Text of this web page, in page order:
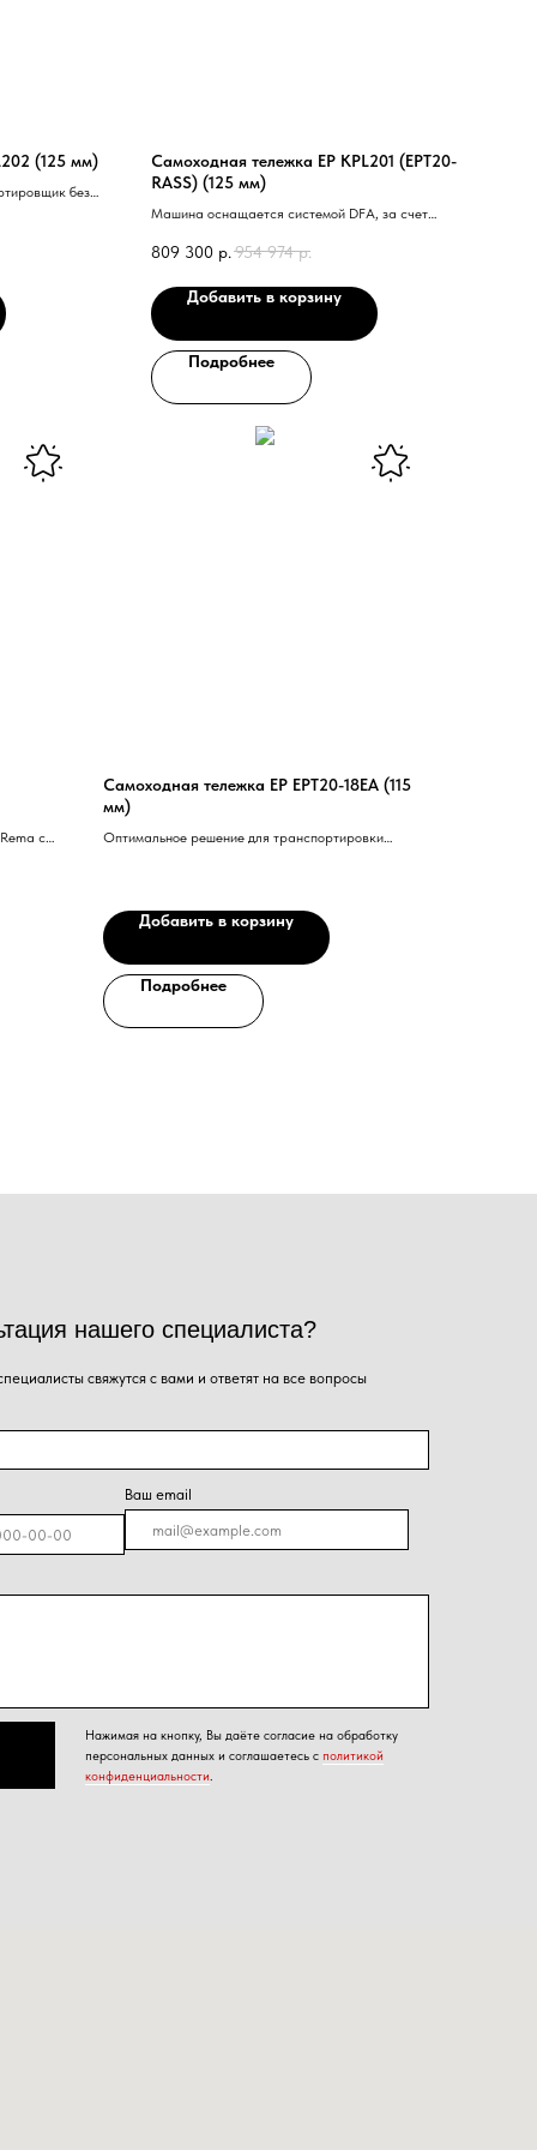
(125 мм)
без
Самоходная тележка EP KPL201 (EPT20-
RASS) (125 мм)
Машина оснащается системой DFA, за счет
маневренностью и безопасностью движения на
809 300 р. 954 974 р.
Добавить в корзину
Подробнее
с
Самоходная тележка EP EPT20-18EA (115
мм)
Оптимальное решение для транспортировки
Добавить в корзину
Подробнее
на кнопку, Вы даёте согласие на обработку
специалиста?